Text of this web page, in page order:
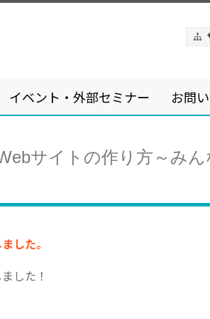
イベント・外部セミナー お問
サイトの作り方～み
した。
した！